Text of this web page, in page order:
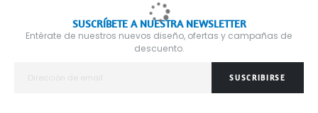
SUSCRÍBETE A NUESTRA NEWSLETTER
Entérate de nuestros nuevos diseño, ofertas y campañas de
descuento.
SUSCRIBIRSE